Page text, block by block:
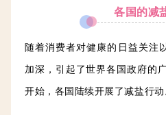
各国的减
随着消费者对健康的日益关注
加深，引起了世界各国政府的
开始，各国陆续开展了减盐行动